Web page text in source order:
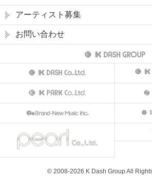
アーティスト募集
お問い合わせ
© 2008-2026 K Dash Group All